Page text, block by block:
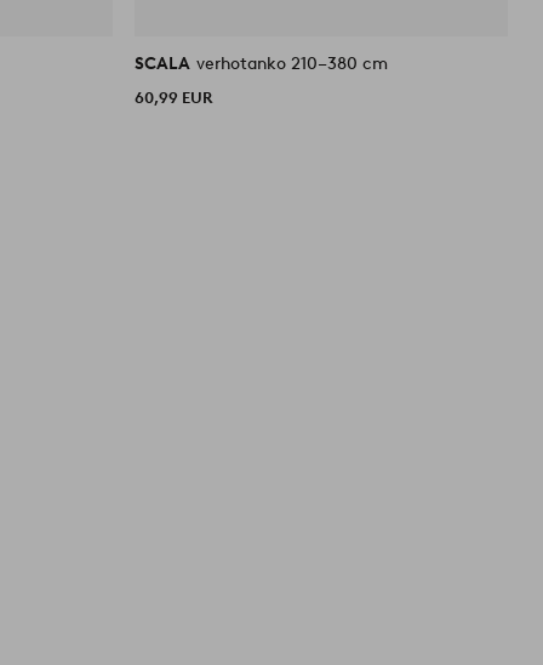
SCALA verhotanko 210–380 cm
60,99 EUR